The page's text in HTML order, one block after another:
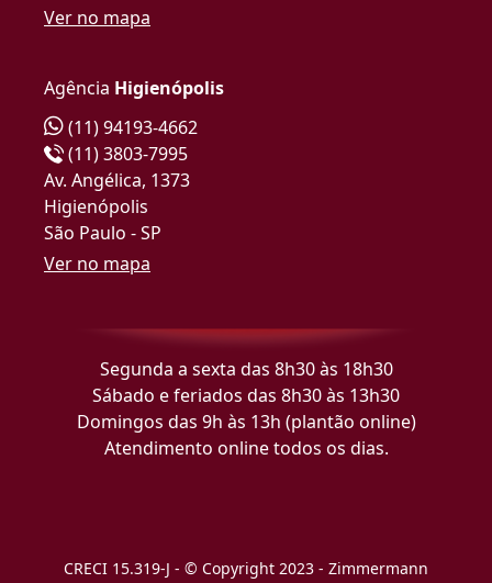
Ver no mapa
Agência Higienópolis
(11) 94193-4662
(11) 3803-7995
Av. Angélica, 1373
Higienópolis
São Paulo - SP
Ver no mapa
Segunda a sexta das 8h30 às 18h30
Sábado e feriados das 8h30 às 13h30
Domingos das 9h às 13h (plantão online)
Atendimento online todos os dias.
CRECI 15.319-J - © Copyright 2023 - Zimmermann